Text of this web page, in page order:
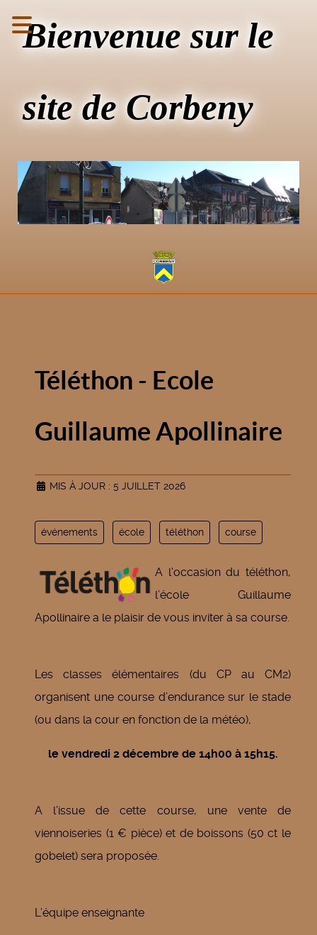
Bienvenue sur le
site de Corbeny
Téléthon - Ecole
Guillaume Apollinaire
MIS À JOUR : 5 JUILLET 2026
événements école téléthon course
A l'occasion du téléthon,
l’école Guillaume
Apollinaire a le plaisir de vous inviter à sa course.
Les classes élémentaires (du CP au CM2)
organisent une course d’endurance sur le stade
(ou dans la cour en fonction de la météo),
le vendredi 2 décembre de 14h00 à 15h15.
A l’issue de cette course, une vente de
viennoiseries (1 € pièce) et de boissons (50 ct le
gobelet) sera proposée.
L’équipe enseignante